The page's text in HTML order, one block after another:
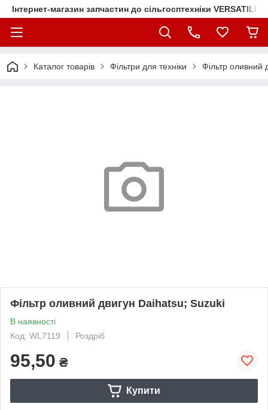
Інтернет-магазин запчастин до сільгосптехніки VERSATILE
Каталог товарів Фільтри для техніки Фільтр оливний
Фільтр оливний двигун Daihatsu; Suzuki
В наявності
Код: WL7119
Роздріб
95,50 ₴
Купити